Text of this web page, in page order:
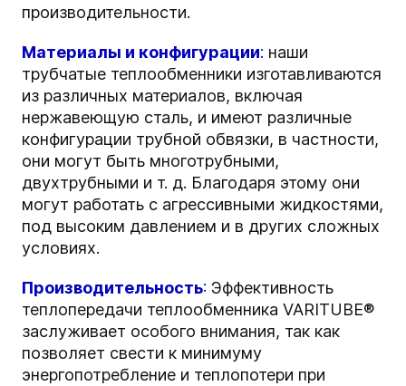
производительности.
Материалы и конфигурации: наши
трубчатые теплообменники изготавливаются
из различных материалов, включая
нержавеющую сталь, и имеют различные
конфигурации трубной обвязки, в частности,
они могут быть многотрубными,
двухтрубными и т. д. Благодаря этому они
могут работать с агрессивными жидкостями,
под высоким давлением и в других сложных
условиях.
Производительность: Эффективность
теплопередачи теплообменника VARITUBE®
заслуживает особого внимания, так как
позволяет свести к минимуму
энергопотребление и теплопотери при